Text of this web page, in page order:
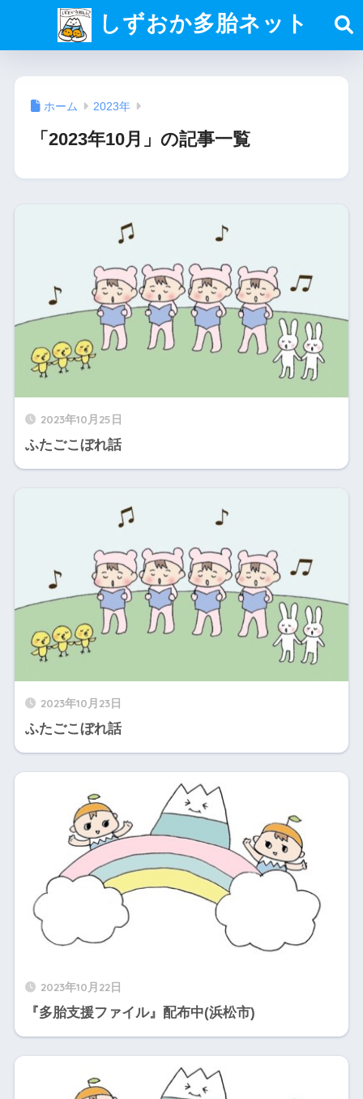
しずおか多胎ネット
ホーム 2023年
「2023年10月」の記事一覧
2023年10月25日
ふたごこぼれ話
2023年10月23日
ふたごこぼれ話
2023年10月22日
『多胎支援ファイル』配布中(浜松市)